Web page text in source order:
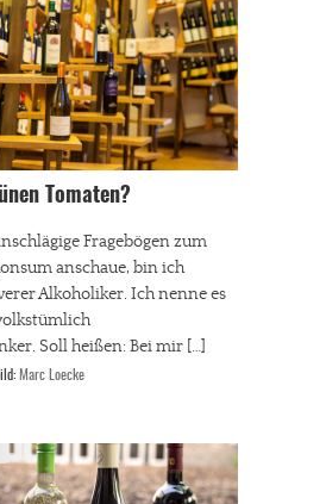
Tomaten?
Fragebögen zum
anschaue, bin ich
Alkoholiker. Ich nenne es
Soll heißen: Bei mir […]
Marc Loecke